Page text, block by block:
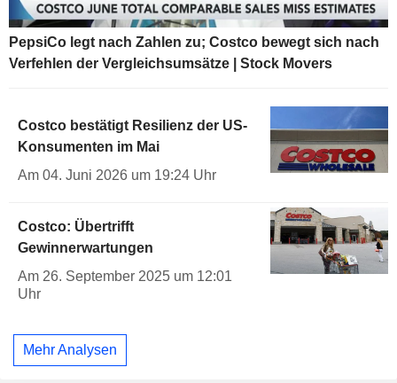
PepsiCo legt nach Zahlen zu; Costco bewegt sich nach
Verfehlen der Vergleichsumsätze | Stock Movers
Costco bestätigt Resilienz der US-
Konsumenten im Mai
Am 04. Juni 2026 um 19:24 Uhr
Costco: Übertrifft
Gewinnerwartungen
Am 26. September 2025 um 12:01
Uhr
Mehr Analysen